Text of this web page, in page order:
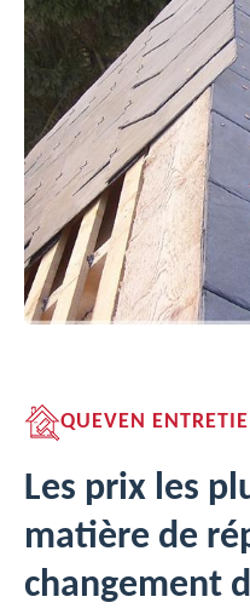
QUEVEN
Les prix les
matière de
changement